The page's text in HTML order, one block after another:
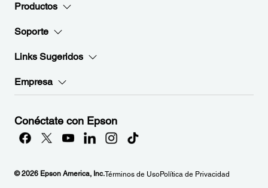
Productos
Soporte
Links Sugeridos
Empresa
Conéctate con Epson
© 2026 Epson America, Inc.Términos de UsoPolítica de Privacidad